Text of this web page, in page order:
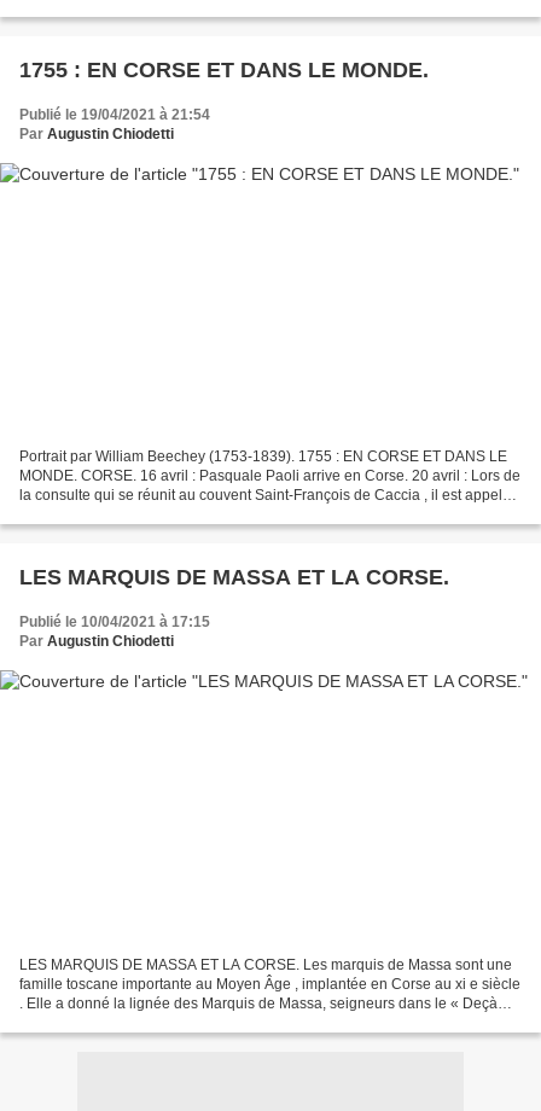
1755 : EN CORSE ET DANS LE MONDE.
Publié le 19/04/2021 à 21:54
Par Augustin Chiodetti
Portrait par William Beechey (1753-1839). 1755 : EN CORSE ET DANS LE
MONDE. CORSE. 16 avril : Pasquale Paoli arrive en Corse. 20 avril : Lors de
la consulte qui se réunit au couvent Saint-François de Caccia , il est appelé
LES MARQUIS DE MASSA ET LA CORSE.
Publié le 10/04/2021 à 17:15
Par Augustin Chiodetti
LES MARQUIS DE MASSA ET LA CORSE. Les marquis de Massa sont une
famille toscane importante au Moyen Âge , implantée en Corse au xi e siècle
. Elle a donné la lignée des Marquis de Massa, seigneurs dans le « Deçà